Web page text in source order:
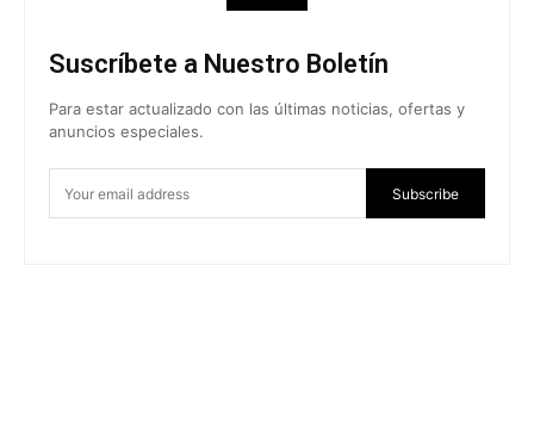
Suscríbete a Nuestro Boletín
Para estar actualizado con las últimas noticias, ofertas y
anuncios especiales.
Subscribe